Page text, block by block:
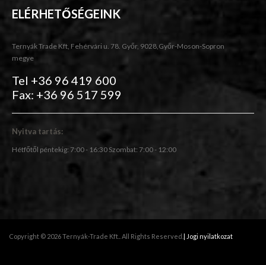
ELÉRHETŐSÉGEINK
Ternyák Trade Kft, Fehérvári u. 78. Győr, 9028,Győr-Moson-Sopron
megye
Tel +36 96 419 600
Fax: +36 96 517 599
Nyitva tartás:
Hétfőtől péntekig: 7:00 - 16:30 Szombat: 7:00 - 12:00
Copyright © 2026 Ternyák-Trade Kft.. All Rights Reserved. | Jogi nyilatkozat